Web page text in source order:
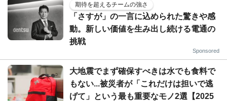
期待を超えるチームの強さ
「さすが」の一言に込められた驚きや感
動。新しい価値を生み出し続ける電通の
挑戦
Sponsored
大地震でまず確保すべきは水でも食料で
もない...被災者が「これだけは担いで逃
げて」という最も重要なモノ2選【2025